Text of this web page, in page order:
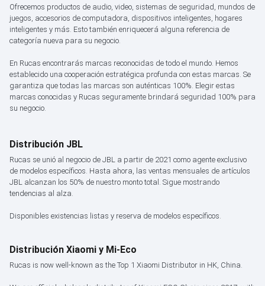
Ofrecemos productos de audio, video, sistemas de seguridad, mundos de
juegos, accesorios de computadora, dispositivos inteligentes, hogares
inteligentes y más. Esto también enriquecerá alguna referencia de
categoría nueva para su negocio.
En Rucas encontrarás marcas reconocidas de todo el mundo. Hemos
establecido una cooperación estratégica profunda con estas marcas. Se
garantiza que todas las marcas son auténticas 100%. Elegir estas
marcas conocidas y Rucas seguramente brindará seguridad 100% para
su negocio.
Distribución JBL
Rucas se unió al negocio de JBL a partir de 2021 como agente exclusivo
de modelos específicos. Hasta ahora, las ventas mensuales de artículos
JBL alcanzan los 50% de nuestro monto total. Sigue mostrando
tendencias al alza.
Disponibles existencias listas y reserva de modelos específicos.
Distribución Xiaomi y Mi-Eco
Rucas is now well-known as the Top 1 Xiaomi Distributor in HK, China.